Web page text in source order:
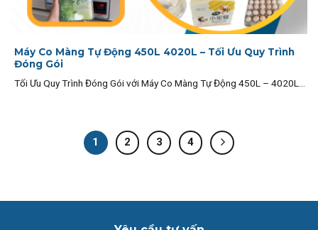
Máy Co Màng Tự Động 450L 4020L – Tối Ưu Quy Trình
Đóng Gói
Tối Ưu Quy Trình Đóng Gói với Máy Co Màng Tự Động 450L – 4020L...
1 2 3 4